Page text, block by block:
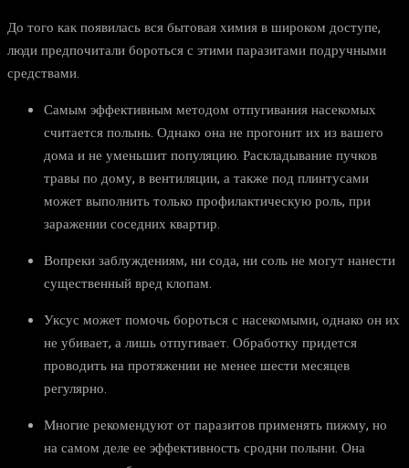
До того как появилась вся бытовая химия в широком доступе,
люди предпочитали бороться с этими паразитами подручными
средствами.
Самым эффективным методом отпугивания насекомых
считается полынь. Однако она не прогонит их из вашего
дома и не уменьшит популяцию. Раскладывание пучков
травы по дому, в вентиляции, а также под плинтусами
может выполнить только профилактическую роль, при
заражении соседних квартир.
Вопреки заблуждениям, ни сода, ни соль не могут нанести
существенный вред клопам.
Уксус может помочь бороться с насекомыми, однако он их
не убивает, а лишь отпугивает. Обработку придется
проводить на протяжении не менее шести месяцев
регулярно.
Многие рекомендуют от паразитов применять пижму, но
на самом деле ее эффективность сродни полыни. Она